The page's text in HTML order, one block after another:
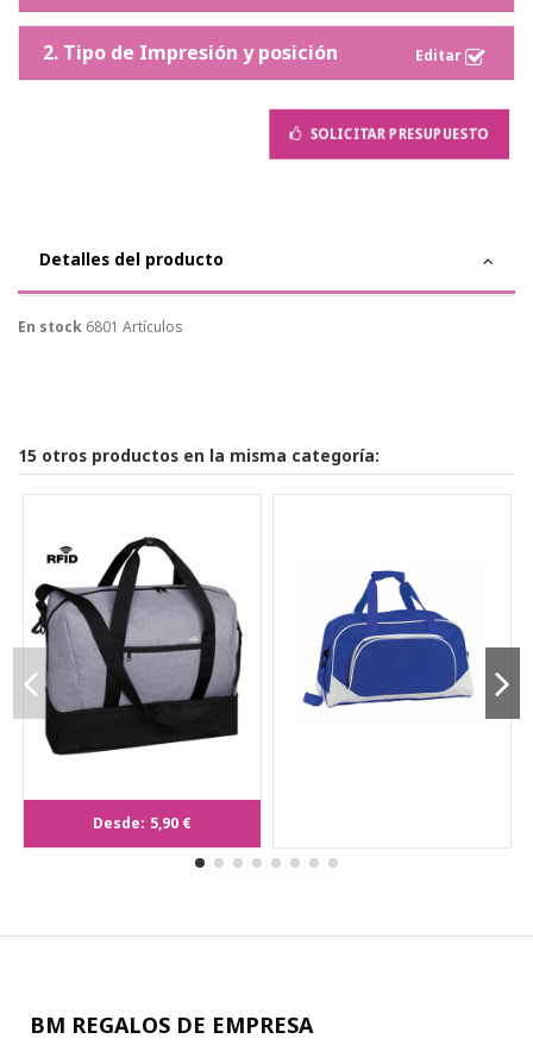
2. Tipo de Impresión y posición
SOLICITAR PRESUPUESTO
Detalles del producto
En stock 6801 Artículos
15 otros productos en la misma categoría:
Desde: 5,90 €
BM REGALOS DE EMPRESA